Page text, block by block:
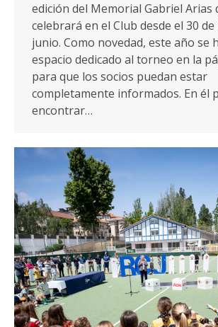
edición del Memorial Gabriel Arias
celebrará en el Club desde el 30 de
junio. Como novedad, este año se
espacio dedicado al torneo en la
para que los socios puedan estar
completamente informados. En él
encontrar…